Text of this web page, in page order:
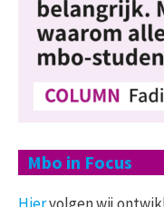
Mbo in Focus